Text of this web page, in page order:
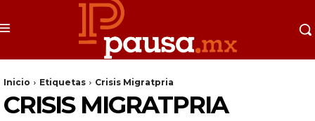
Inicio Etiquetas Crisis Migratpria
CRISIS MIGRATPRIA